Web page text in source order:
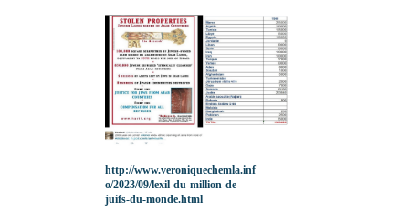
http://www.veroniquechemla.inf
o/2023/09/lexil-du-million-de-
juifs-du-monde.html